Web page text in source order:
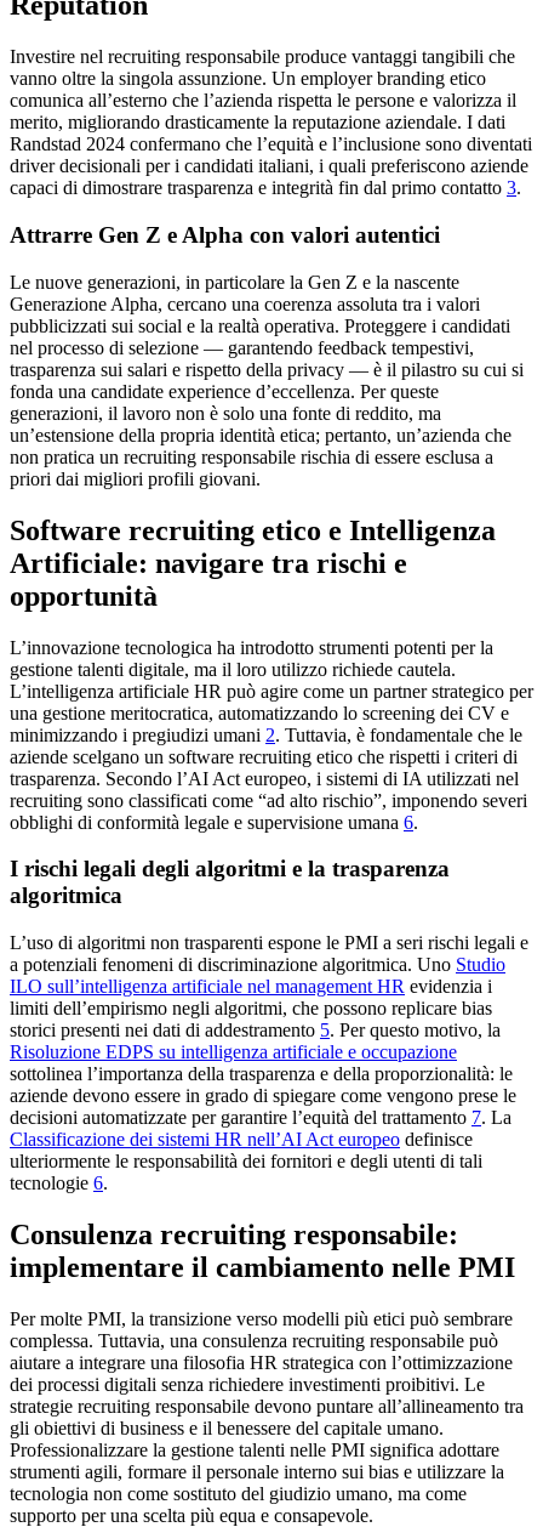
Investire nel recruiting responsabile produce vantaggi tangibili che
vanno oltre la singola assunzione. Un employer branding etico
comunica all’esterno che l’azienda rispetta le persone e valorizza il
merito, migliorando drasticamente la reputazione aziendale. I dati
Randstad 2024 confermano che l’equità e l’inclusione sono diventati
driver decisionali per i candidati italiani, i quali preferiscono aziende
capaci di dimostrare trasparenza e integrità fin dal primo contatto 3.
Attrarre Gen Z e Alpha con valori autentici
Le nuove generazioni, in particolare la Gen Z e la nascente
Generazione Alpha, cercano una coerenza assoluta tra i valori
pubblicizzati sui social e la realtà operativa. Proteggere i candidati
nel processo di selezione — garantendo feedback tempestivi,
trasparenza sui salari e rispetto della privacy — è il pilastro su cui si
fonda una candidate experience d’eccellenza. Per queste
generazioni, il lavoro non è solo una fonte di reddito, ma
un’estensione della propria identità etica; pertanto, un’azienda che
non pratica un recruiting responsabile rischia di essere esclusa a
priori dai migliori profili giovani.
Software recruiting etico e Intelligenza
Artificiale: navigare tra rischi e
opportunità
L’innovazione tecnologica ha introdotto strumenti potenti per la
gestione talenti digitale, ma il loro utilizzo richiede cautela.
L’intelligenza artificiale HR può agire come un partner strategico per
una gestione meritocratica, automatizzando lo screening dei CV e
minimizzando i pregiudizi umani 2. Tuttavia, è fondamentale che le
aziende scelgano un software recruiting etico che rispetti i criteri di
trasparenza. Secondo l’AI Act europeo, i sistemi di IA utilizzati nel
recruiting sono classificati come “ad alto rischio”, imponendo severi
obblighi di conformità legale e supervisione umana 6.
I rischi legali degli algoritmi e la trasparenza
algoritmica
L’uso di algoritmi non trasparenti espone le PMI a seri rischi legali e
a potenziali fenomeni di discriminazione algoritmica. Uno Studio
ILO sull’intelligenza artificiale nel management HR evidenzia i
limiti dell’empirismo negli algoritmi, che possono replicare bias
storici presenti nei dati di addestramento 5. Per questo motivo, la
Risoluzione EDPS su intelligenza artificiale e occupazione
sottolinea l’importanza della trasparenza e della proporzionalità: le
aziende devono essere in grado di spiegare come vengono prese le
decisioni automatizzate per garantire l’equità del trattamento 7. La
Classificazione dei sistemi HR nell’AI Act europeo definisce
ulteriormente le responsabilità dei fornitori e degli utenti di tali
tecnologie 6.
Consulenza recruiting responsabile:
implementare il cambiamento nelle PMI
Per molte PMI, la transizione verso modelli più etici può sembrare
complessa. Tuttavia, una consulenza recruiting responsabile può
aiutare a integrare una filosofia HR strategica con l’ottimizzazione
dei processi digitali senza richiedere investimenti proibitivi. Le
strategie recruiting responsabile devono puntare all’allineamento tra
gli obiettivi di business e il benessere del capitale umano.
Professionalizzare la gestione talenti nelle PMI significa adottare
strumenti agili, formare il personale interno sui bias e utilizzare la
tecnologia non come sostituto del giudizio umano, ma come
supporto per una scelta più equa e consapevole.